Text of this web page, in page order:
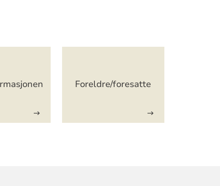
Foreldre/foresatte